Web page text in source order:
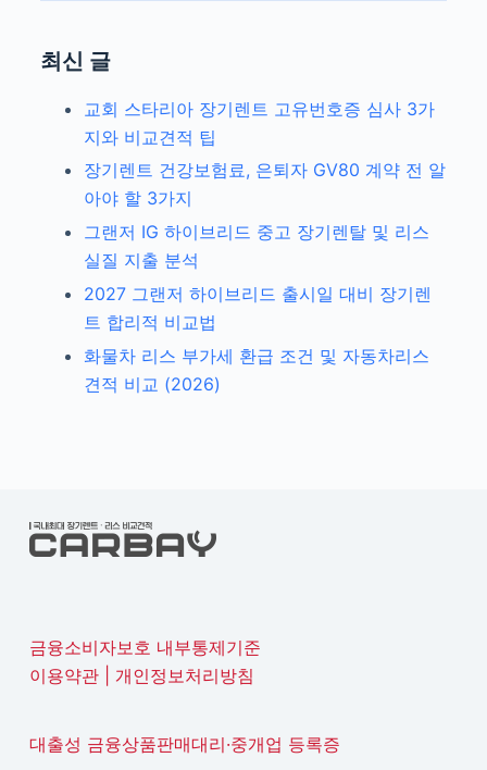
최신 글
교회 스타리아 장기렌트 고유번호증 심사 3가
지와 비교견적 팁
장기렌트 건강보험료, 은퇴자 GV80 계약 전 알
아야 할 3가지
그랜저 IG 하이브리드 중고 장기렌탈 및 리스
실질 지출 분석
2027 그랜저 하이브리드 출시일 대비 장기렌
트 합리적 비교법
화물차 리스 부가세 환급 조건 및 자동차리스
견적 비교 (2026)
금융소비자보호 내부통제기준
이용약관| 개인정보처리방침
대출성 금융상품판매대리·중개업 등록증